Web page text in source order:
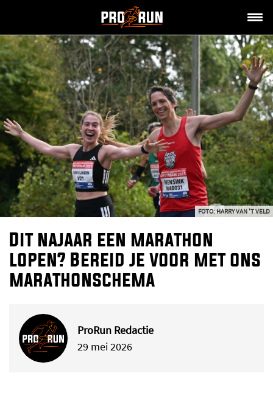
FOTO: HARRY VAN 'T VELD
Dit najaar een marathon
lopen? Bereid je voor met ons
marathonschema
ProRun Redactie
29 mei 2026